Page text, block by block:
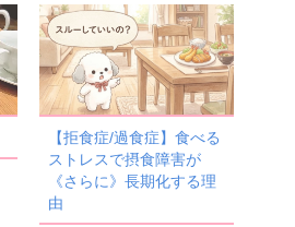
【拒食症/過食症】食べる
ストレスで摂食障害が
《さらに》長期化する理
由